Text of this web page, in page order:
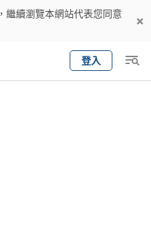
繼續瀏覽本網站代表您同意
登入